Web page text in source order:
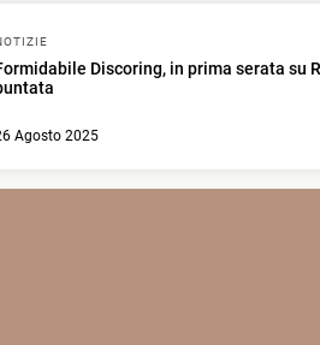
Discoring, in prima serata su
Agosto 2025